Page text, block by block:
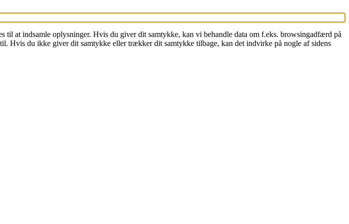
til at indsamle oplysninger. Hvis du giver dit samtykke, kan vi behandle data om f.eks. browsingadfærd på
Hvis du ikke giver dit samtykke eller trækker dit samtykke tilbage, kan det indvirke på nogle af sidens